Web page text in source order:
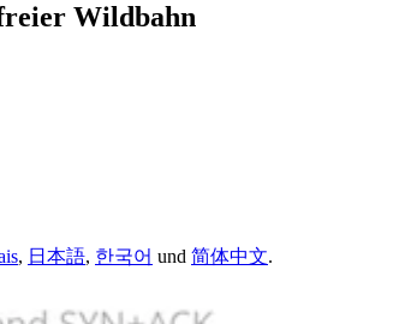
Wildbahn
, 日本語, 한국어 und 简体中文.